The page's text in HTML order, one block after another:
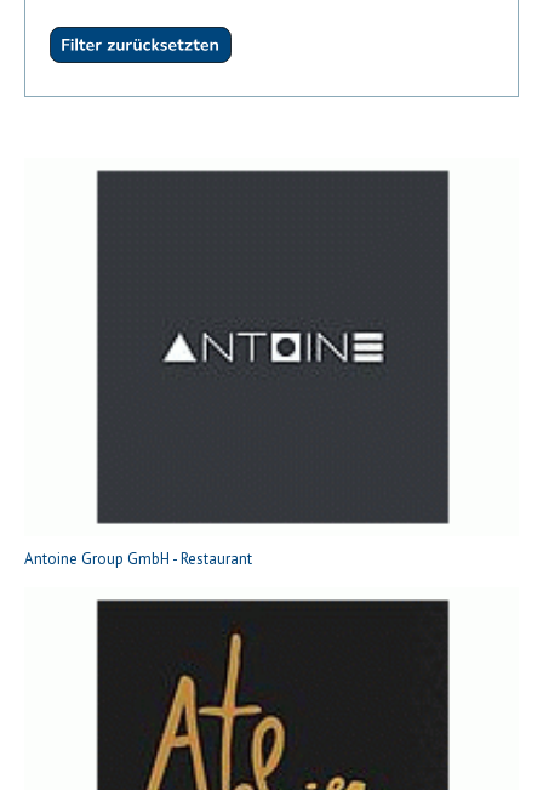
Antoine Group GmbH - Restaurant